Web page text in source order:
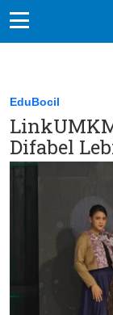
Sekolah Kita
Vokasi
Kampus
EduBocil
Difabel